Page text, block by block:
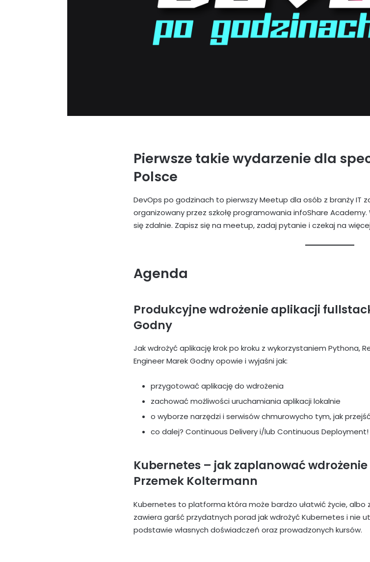
Pierwsze takie wydarzenie dla
Polsce
DevOps po godzinach to pierwszy Meetup dla osób z branży IT
organizowany przez szkołę programowania infoShare
się zdalnie. Zapisz się na meetup, zadaj pytanie i czekaj na
Agenda
Produkcyjne wdrożenie aplikacji
Godny
Jak wdrożyć aplikację krok po kroku z wykorzystaniem Pythona,
Engineer Marek Godny opowie i wyjaśni jak:
przygotować aplikację do wdrożenia
zachować możliwości uruchamiania aplikacji lokalnie
o wyborze narzędzi i serwisów chmurowycho tym, jak
co dalej? Continuous Delivery i/lub Continuous Deployment!
Kubernetes – jak zaplanować
Przemek Koltermann
Kubernetes to platforma która może bardzo ułatwić życie, albo
zawiera garść przydatnych porad jak wdrożyć Kubernetes i nie
podstawie własnych doświadczeń oraz prowadzonych kursów.